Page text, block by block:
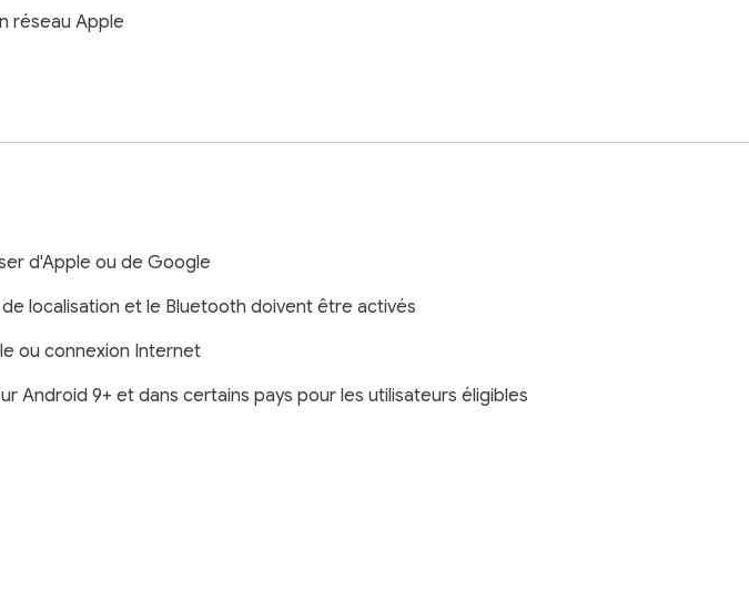
réseau Apple
d'Apple ou de Google
localisation et le Bluetooth doivent être activés
ou connexion Internet
Android 9+ et dans certains pays pour les utilisateurs éligibles